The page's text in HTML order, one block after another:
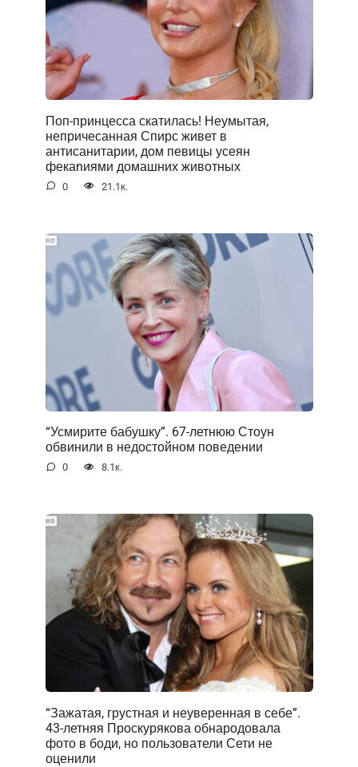
Поп-принцесса скатилась! Неумытая,
непричесанная Спирс живет в
антисанитарии, дом певицы усеян
фекаnиями домашних животных
0 21.1к.
“Усмирите бабушку”. 67-летнюю Стоун
обвинили в недостойном поведении
0 8.1к.
“Зажатая, грустная и неуверенная в себе”.
43-летняя Проскурякова обнародовала
фото в боди, но пользователи Сети не
оценили